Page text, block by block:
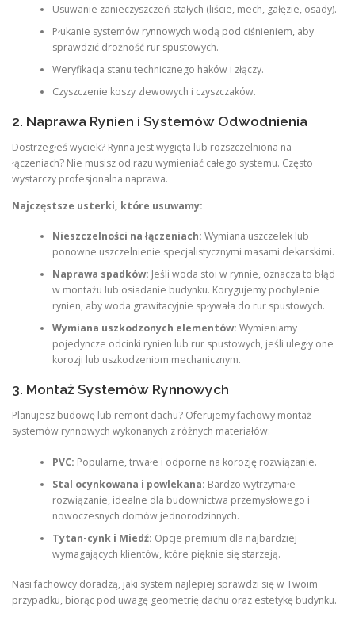
Usuwanie zanieczyszczeń stałych (liście, mech, gałęzie, osady).
Płukanie systemów rynnowych wodą pod ciśnieniem, aby
sprawdzić drożność rur spustowych.
Weryfikacja stanu technicznego haków i złączy.
Czyszczenie koszy zlewowych i czyszczaków.
2. Naprawa Rynien i Systemów Odwodnienia
Dostrzegłeś wyciek? Rynna jest wygięta lub rozszczelniona na
łączeniach? Nie musisz od razu wymieniać całego systemu. Często
wystarczy profesjonalna naprawa.
Najczęstsze usterki, które usuwamy:
Nieszczelności na łączeniach: Wymiana uszczelek lub
ponowne uszczelnienie specjalistycznymi masami dekarskimi.
Naprawa spadków: Jeśli woda stoi w rynnie, oznacza to błąd
w montażu lub osiadanie budynku. Korygujemy pochylenie
rynien, aby woda grawitacyjnie spływała do rur spustowych.
Wymiana uszkodzonych elementów: Wymieniamy
pojedyncze odcinki rynien lub rur spustowych, jeśli uległy one
korozji lub uszkodzeniom mechanicznym.
3. Montaż Systemów Rynnowych
Planujesz budowę lub remont dachu? Oferujemy fachowy montaż
systemów rynnowych wykonanych z różnych materiałów:
PVC: Popularne, trwałe i odporne na korozję rozwiązanie.
Stal ocynkowana i powlekana: Bardzo wytrzymałe
rozwiązanie, idealne dla budownictwa przemysłowego i
nowoczesnych domów jednorodzinnych.
Tytan-cynk i Miedź: Opcje premium dla najbardziej
wymagających klientów, które pięknie się starzeją.
Nasi fachowcy doradzą, jaki system najlepiej sprawdzi się w Twoim
przypadku, biorąc pod uwagę geometrię dachu oraz estetykę budynku.